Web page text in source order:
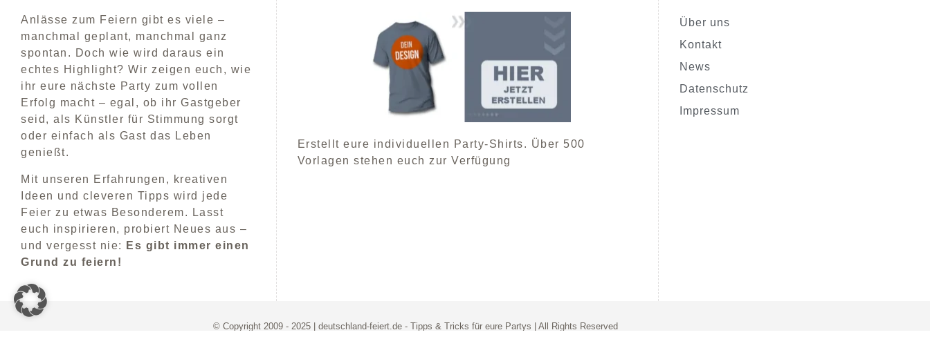
Anlässe zum Feiern gibt es viele –
manchmal geplant, manchmal ganz
spontan. Doch wie wird daraus ein
echtes Highlight? Wir zeigen euch, wie
ihr eure nächste Party zum vollen
Erfolg macht – egal, ob ihr Gastgeber
seid, als Künstler für Stimmung sorgt
oder einfach als Gast das Leben
genießt.
Mit unseren Erfahrungen, kreativen
Ideen und cleveren Tipps wird jede
Feier zu etwas Besonderem. Lasst
euch inspirieren, probiert Neues aus –
und vergesst nie:
Es gibt immer einen
Grund zu feiern!
Erstellt eure individuellen Party-Shirts. Über 500
Vorlagen stehen euch zur Verfügung
Über uns
Kontakt
News
Datenschutz
Impressum
© Copyright 2009 - 2025 | deutschland-feiert.de - Tipps & Tricks für eure Partys | All Rights Reserved